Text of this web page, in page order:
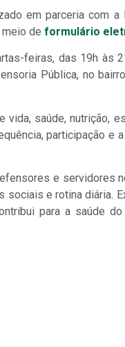
em parceria com a
de formulário
feiras, das 19h às
Pública, no
saúde, nutrição,
participação e
e servidores
e rotina diária.
para a saúde